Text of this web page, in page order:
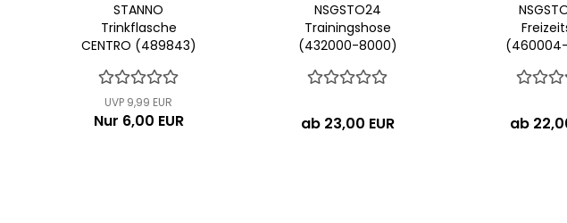
STANNO
Trinkflasche
CENTRO (489843)
UVP 9,99 EUR
Nur 6,00 EUR
NSGSTO24
Trainingshose
(432000-8000)
ab 23,00 EUR ab